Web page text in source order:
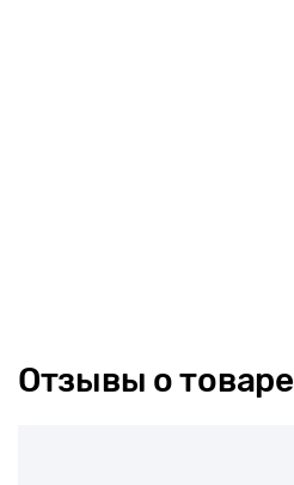
Отзывы о товаре